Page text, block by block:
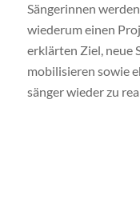
Sängerinnen
wiederum einen
erklärten Ziel, neue
mobilisieren sowie
sänger wieder zu